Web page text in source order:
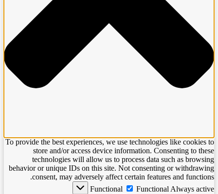
To provide the best experiences, we use technologies like cookies to
store and/or access device information. Consenting to these
technologies will allow us to process data such as browsing
behavior or unique IDs on this site. Not consenting or withdrawing
consent, may adversely affect certain features and functions.
Functional
Functional Always active